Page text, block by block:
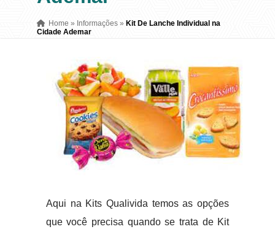
Home » Informações » Kit De Lanche Individual na
Cidade Ademar
Aqui na Kits Qualivida temos as opções
que você precisa quando se trata de Kit